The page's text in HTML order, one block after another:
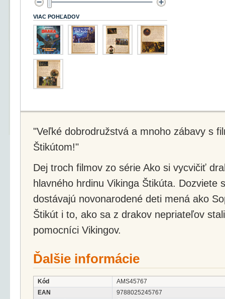
VIAC POHĽADOV
"Veľké dobrodružstvá a mnoho zábavy s
Štikútom!"
Dej troch filmov zo série Ako si vycvičiť
hlavného hrdinu Vikinga Štikúta. Dozviete
dostávajú novonarodené deti mená ako
Štikút i to, ako sa z drakov nepriateľov
pomocníci Vikingov.
Ďalšie informácie
Kód
AMS45767
EAN
9788025245767